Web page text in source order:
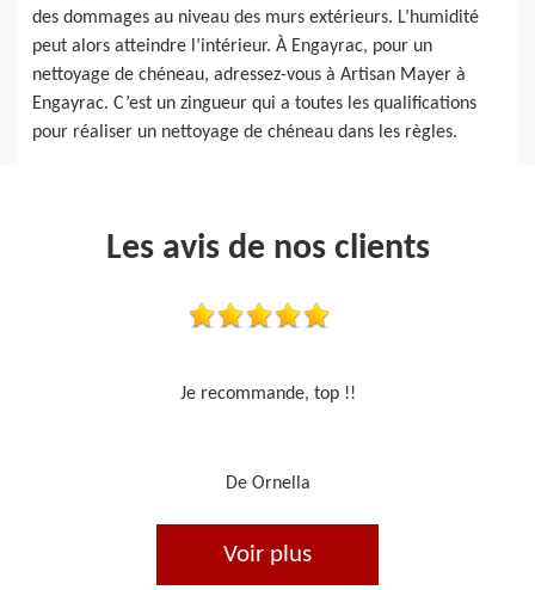
des dommages au niveau des murs extérieurs. L’humidité
peut alors atteindre l’intérieur. À Engayrac, pour un
nettoyage de chéneau, adressez-vous à Artisan Mayer à
Engayrac. C’est un zingueur qui a toutes les qualifications
pour réaliser un nettoyage de chéneau dans les règles.
Les avis de nos clients
Travail sérieux
De Je cours je peins
Voir plus